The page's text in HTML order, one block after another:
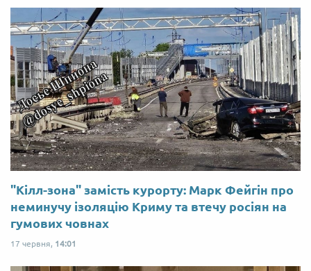
"Кілл-зона" замість курорту: Марк Фейгін про
неминучу ізоляцію Криму та втечу росіян на
гумових човнах
17 червня, 14:01